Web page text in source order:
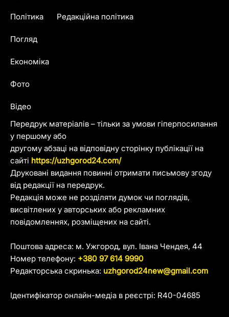
Передрук матеріалів – тільки за умови гіперпосилання
у першому або
другому абзаці на відповідну сторінку публікації на
сайті https://uzhgorod24.com/
Друковані видання повинні отримати письмову згоду
від редакції на передрук.
Редакція може не розділяти думок чи поглядів,
висвітлених у авторських або рекламних
повідомленнях, розміщених на сайті.
Поштова адреса: м. Ужгород, вул. Івана Чендея, 44
Номер телефону: +380 97 614 9990
Редакторська скринька: uzhgorod24new@gmail.com
Ідентифікатор онлайн-медіа в реєстрі: R40-04685
Політика
Погляд
Економіка
Фото
Відео
Редакційна політика